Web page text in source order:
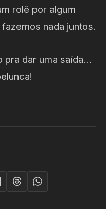
rolê por algum
nada juntos.
pra dar uma saída…